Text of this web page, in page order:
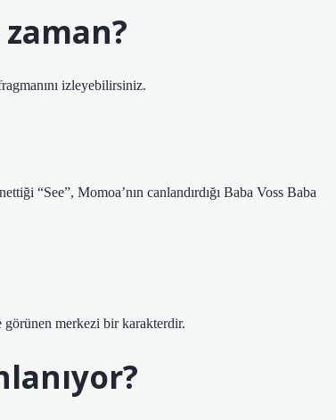
izleyebilirsiniz.
“See”, Momoa’nın canlandırdığı Baba Voss Baba
görünen merkezi bir karakterdir.